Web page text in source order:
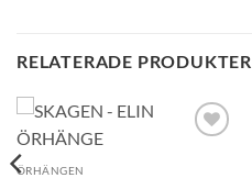
RELATERADE PRODUKTER
ÖRHÄNGEN